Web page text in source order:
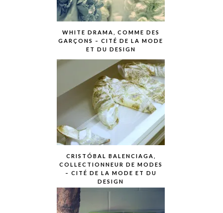
WHITE DRAMA, COMME DES
GARÇONS – CITÉ DE LA MODE
ET DU DESIGN
CRISTÓBAL BALENCIAGA,
COLLECTIONNEUR DE MODES
– CITÉ DE LA MODE ET DU
DESIGN